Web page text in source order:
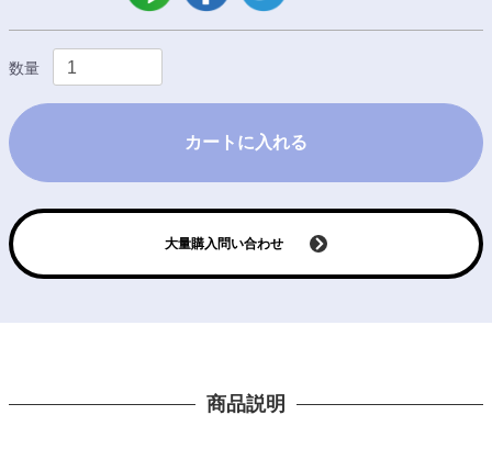
数量
カートに入れる
大量購入問い合わせ
商品説明